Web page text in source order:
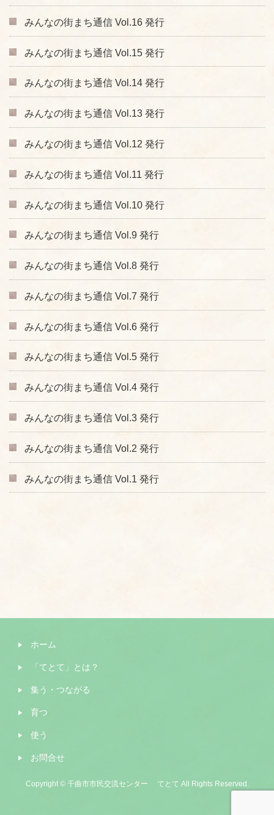
みんなの街まち通信 Vol.16 発行
みんなの街まち通信 Vol.15 発行
みんなの街まち通信 Vol.14 発行
みんなの街まち通信 Vol.13 発行
みんなの街まち通信 Vol.12 発行
みんなの街まち通信 Vol.11 発行
みんなの街まち通信 Vol.10 発行
みんなの街まち通信 Vol.9 発行
みんなの街まち通信 Vol.8 発行
みんなの街まち通信 Vol.7 発行
みんなの街まち通信 Vol.6 発行
みんなの街まち通信 Vol.5 発行
みんなの街まち通信 Vol.4 発行
みんなの街まち通信 Vol.3 発行
みんなの街まち通信 Vol.2 発行
みんなの街まち通信 Vol.1 発行
ホーム
「てとて」とは？
集う・つながる
育つ
使う
お問合せ
Copyright © 千曲市市民交流センター てとて All Rights Reserved.